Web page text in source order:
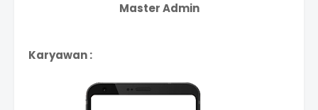
Master Admin
Karyawan :